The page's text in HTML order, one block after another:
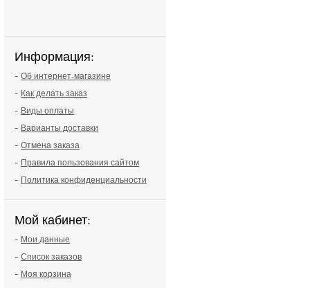
Информация:
- Об интернет-магазине
- Как делать заказ
- Виды оплаты
- Варианты доставки
- Отмена заказа
- Правила пользования сайтом
- Политика конфиденциальности
Мой кабинет:
- Мои данные
- Список заказов
- Моя корзина